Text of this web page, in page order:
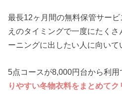
最長12ヶ月間の無料保管サー
えのタイミングで一度にたく
ーニングに出したい人に向いて
5点コースが8,000円台から利
りやすい冬物衣料をまとめて